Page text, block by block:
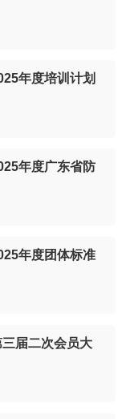
年度培训计划
年度广东省防
年度团体标准
届二次会员大